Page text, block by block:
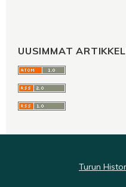
UUSIMMAT
Turun